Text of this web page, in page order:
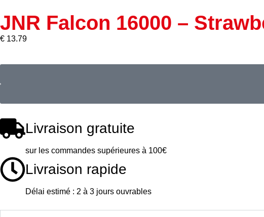
JNR Falcon 16000 –
€ 13.79
Livraison gratuite
sur les commandes supérieures à 100€
Livraison rapide
Délai estimé : 2 à 3 jours ouvrables